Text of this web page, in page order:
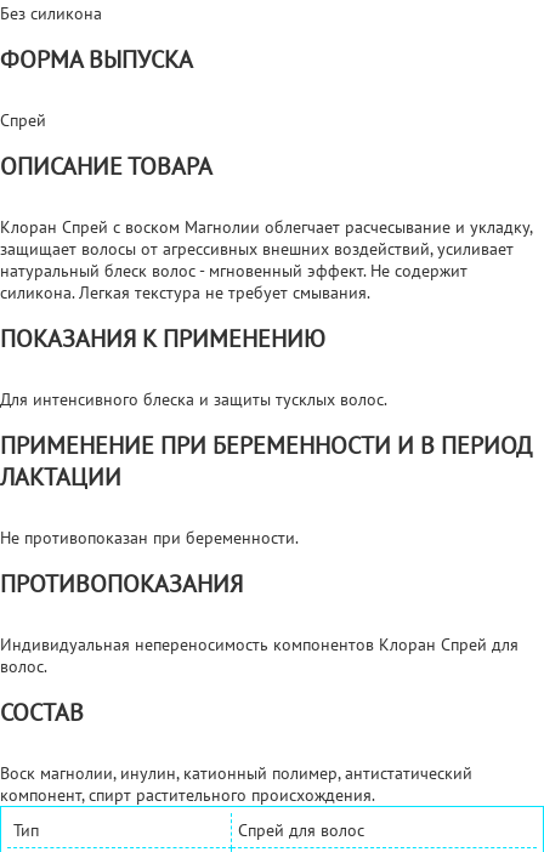
Без силикона
ФОРМА ВЫПУСКА
Спрей
ОПИСАНИЕ ТОВАРА
Клоран Спрей с воском Магнолии облегчает расчесывание и укладку,
защищает волосы от агрессивных внешних воздействий, усиливает
натуральный блеск волос - мгновенный эффект. Не содержит
силикона. Легкая текстура не требует смывания.
ПОКАЗАНИЯ К ПРИМЕНЕНИЮ
Для интенсивного блеска и защиты тусклых волос.
ПРИМЕНЕНИЕ ПРИ БЕРЕМЕННОСТИ И В ПЕРИОД
ЛАКТАЦИИ
Не противопоказан при беременности.
ПРОТИВОПОКАЗАНИЯ
Индивидуальная непереносимость компонентов Клоран Спрей для
волос.
СОСТАВ
Воск магнолии, инулин, катионный полимер, антистатический
компонент, спирт растительного происхождения.
Тип
Спрей для волос